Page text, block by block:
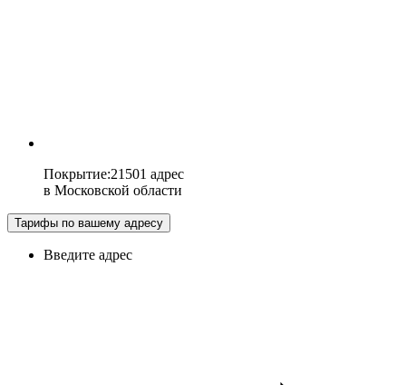
Покрытие:21501 адрес
в Московской области
Тарифы по вашему адресу
Введите адрес